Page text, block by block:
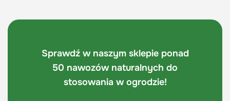
Sprawdź w naszym sklepie ponad
50 nawozów naturalnych do
stosowania w ogrodzie!